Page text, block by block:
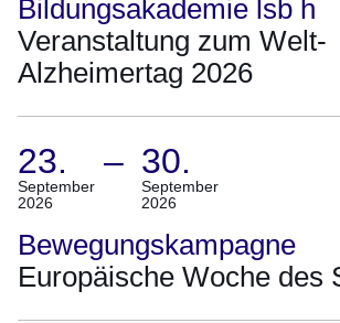
Bildungsakademie lsb h
Veranstaltung zum Welt-
Alzheimertag 2026
23.
September
2026
– 30.
September
2026
(Termin:
23.
September
Bis
Bewegungskampagne
Europäische Woche des